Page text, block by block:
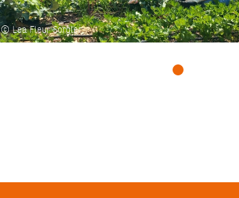
© Lea Fleur Sorgler